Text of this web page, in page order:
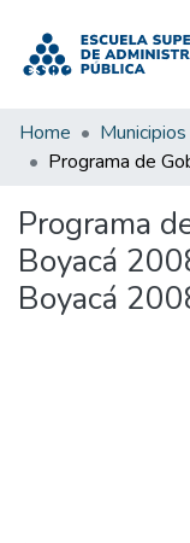
Home Municipios
Programa
Boyacá
Boyacá